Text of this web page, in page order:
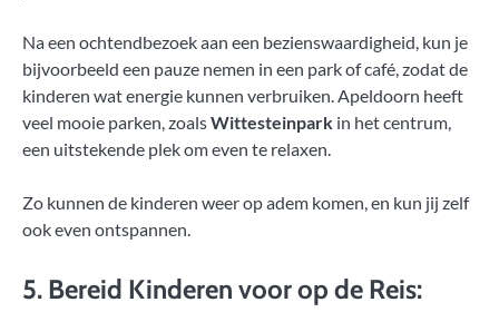
Na een ochtendbezoek aan een bezienswaardigheid, kun je
bijvoorbeeld een pauze nemen in een park of café, zodat de
kinderen wat energie kunnen verbruiken. Apeldoorn heeft
veel mooie parken, zoalsWittesteinpark in het centrum,
een uitstekende plek om even te relaxen.
Zo kunnen de kinderen weer op adem komen, en kun jij zelf
ook even ontspannen.
5. Bereid Kinderen voor op de Reis: